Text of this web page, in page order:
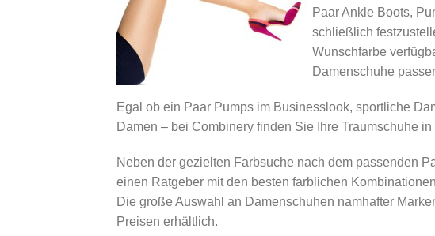
Paar Ankle Boots,
schließlich
Wunschfarbe
Damenschuhe
Egal ob ein Paar Pumps im Businesslook, sportliche
Damen – bei Combinery finden Sie Ihre Traumschuhe
Neben der gezielten Farbsuche nach dem passenden
einen Ratgeber mit den besten farblichen
Die große Auswahl an Damenschuhen namhafter
Preisen erhältlich.